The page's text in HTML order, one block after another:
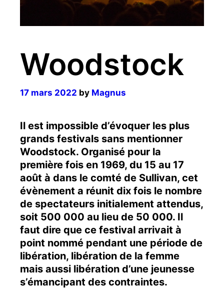
Woodstock
17 mars 2022 by Magnus
Il est impossible d’évoquer les plus
grands festivals sans mentionner
Woodstock. Organisé pour la
première fois en 1969, du 15 au 17
août à dans le comté de Sullivan, cet
évènement a réunit dix fois le nombre
de spectateurs initialement attendus,
soit 500 000 au lieu de 50 000. Il
faut dire que ce festival arrivait à
point nommé pendant une période de
libération, libération de la femme
mais aussi libération d’une jeunesse
s’émancipant des contraintes.